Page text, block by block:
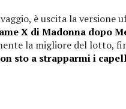
è uscita la versione
X di Madonna dopo
la migliore del lotto,
sto a strapparmi i